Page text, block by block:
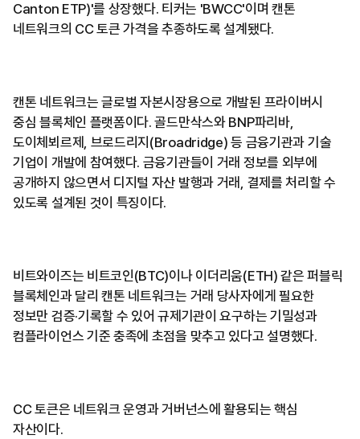
Canton ETP)'를 상장했다. 티커는 'BWCC'이며 캔톤
네트워크의 CC 토큰 가격을 추종하도록 설계됐다.
캔톤 네트워크는 글로벌 자본시장용으로 개발된 프라이버시
중심 블록체인 플랫폼이다. 골드만삭스와 BNP파리바,
도이체뵈르제, 브로드리지(Broadridge) 등 금융기관과 기술
기업이 개발에 참여했다. 금융기관들이 거래 정보를 외부에
공개하지 않으면서 디지털 자산 발행과 거래, 결제를 처리할 수
있도록 설계된 것이 특징이다.
비트와이즈는 비트코인(BTC)이나 이더리움(ETH) 같은 퍼블릭
블록체인과 달리 캔톤 네트워크는 거래 당사자에게 필요한
정보만 검증·기록할 수 있어 규제기관이 요구하는 기밀성과
컴플라이언스 기준 충족에 초점을 맞추고 있다고 설명했다.
CC 토큰은 네트워크 운영과 거버넌스에 활용되는 핵심
자산이다.